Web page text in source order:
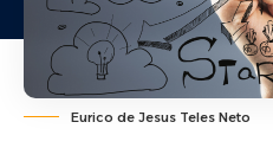
Eurico de Jesus Teles Neto